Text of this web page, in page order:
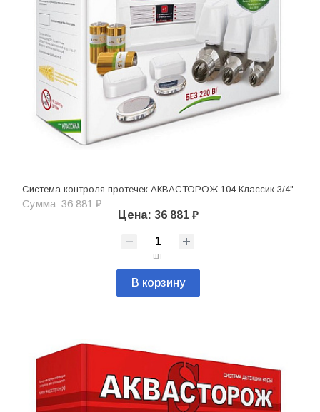
Система контроля протечек АКВАСТОРОЖ 104 Классик 3/4"
Сумма: 36 881 ₽
Цена: 36 881 ₽
шт
В корзину